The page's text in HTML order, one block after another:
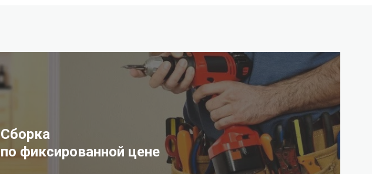
Сборка
по фиксированной цене